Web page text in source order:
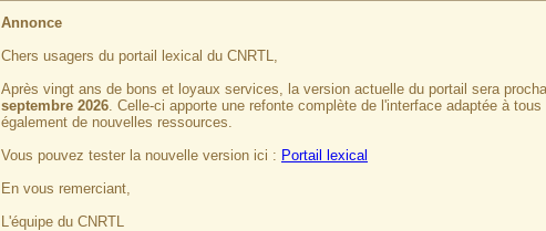
Annonce
Chers usagers du portail lexical du CNRTL,
Après vingt ans de bons et loyaux services, la version actuelle du portail sera
septembre 2026. Celle-ci apporte une refonte complète de l'interface adaptée à
également de nouvelles ressources.
Vous pouvez tester la nouvelle version ici : Portail lexical
En vous remerciant,
L'équipe du CNRTL